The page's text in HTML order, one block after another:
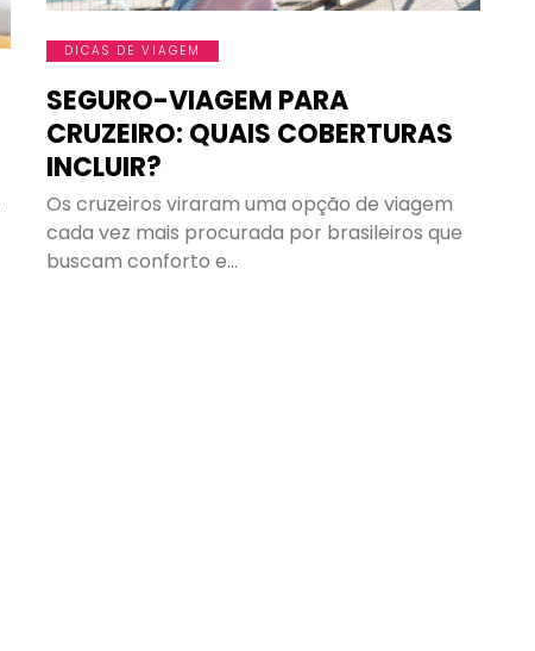
DICAS DE VIAGEM
SEGURO-VIAGEM PARA
CRUZEIRO: QUAIS COBERTURAS
INCLUIR?
Os cruzeiros viraram uma opção de viagem
cada vez mais procurada por brasileiros que
buscam conforto e…